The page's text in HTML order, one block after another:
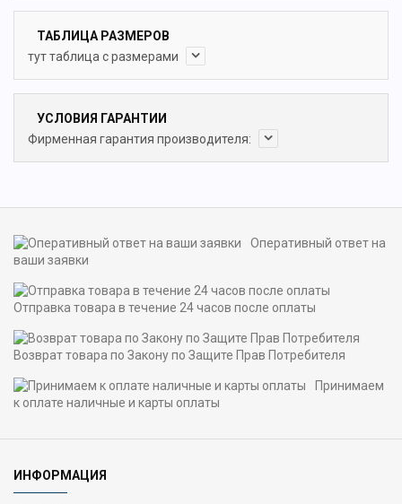
ТАБЛИЦА РАЗМЕРОВ
тут таблица с размерами
УСЛОВИЯ ГАРАНТИИ
Фирменная гарантия производителя:
Оперативный ответ на
ваши заявки
Отправка товара в течение 24 часов после оплаты
Возврат товара по Закону по Защите Прав Потребителя
Принимаем
к оплате наличные и карты оплаты
ИНФОРМАЦИЯ